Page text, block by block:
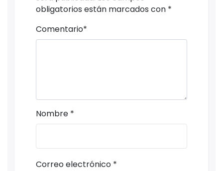
obligatorios están marcados con *
Comentario*
Nombre *
Correo electrónico *